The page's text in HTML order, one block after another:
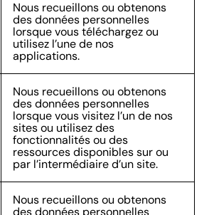
Nous recueillons ou obtenons
des données personnelles
lorsque vous téléchargez ou
utilisez l’une de nos
applications.
Nous recueillons ou obtenons
des données personnelles
lorsque vous visitez l’un de nos
sites ou utilisez des
fonctionnalités ou des
ressources disponibles sur ou
par l’intermédiaire d’un site.
Nous recueillons ou obtenons
des données personnelles